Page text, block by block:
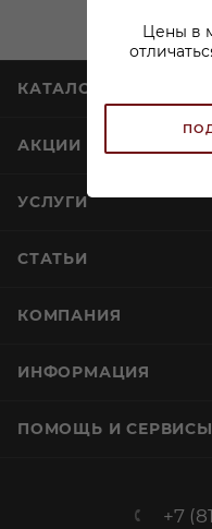
Цены в
КАТАЛОГ
АКЦИИ
УСЛУГИ
СТАТЬИ
КОМПАНИЯ
ИНФОРМАЦИЯ
ПОМОЩЬ И СЕРВИСЫ
+7